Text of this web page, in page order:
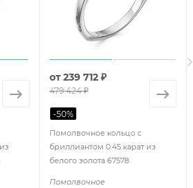
Помолвочное кольцо с
бриллиантом 0.45 карат из
белого золота 67578
Помолвочное
от239 712 ₽
479 424 ₽
-50%